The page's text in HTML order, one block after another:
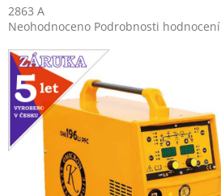
2863 A
Průměrné
produktu
0,0
hvězdiček.
Neohodnoceno Podrobnosti hodnocení